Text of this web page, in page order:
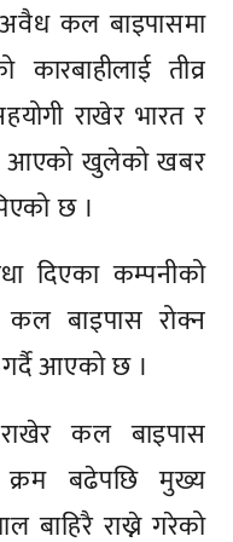
कल बाइपासमा
तीव्र
राखेर भारत र
आएको खुलेको खबर
छ ।
दिएका कम्पनीको
बाइपास रोक्न
गर्दै आएको छ ।
कल बाइपास
क्रम बढेपछि मुख्य
बाहिरै राख्ने गरेको